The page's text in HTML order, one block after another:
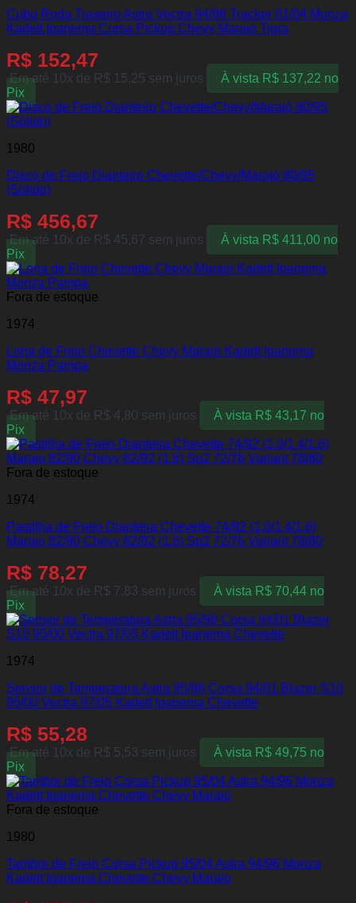
Cubo Roda Traseiro Astra Vectra 94/96 Tracker 01/04 Monza
Kadett Ipanema Corsa Pickup Chevy Marajo Tigra
R$ 152,47
Em até 10x de R$ 15,25 sem juros À vista R$137,22 no
Pix
1980
Disco de Freio Dianteiro Chevette/Chevy/Marajó 80/95
(Sólido)
R$ 456,67
Em até 10x de R$ 45,67 sem juros À vista R$411,00 no
Pix
Fora de estoque
1974
Lona de Freio Chevette Chevy Marajo Kadett Ipanema
Monza Pampa
R$ 47,97
Em até 10x de R$ 4,80 sem juros À vista R$43,17 no
Pix
Fora de estoque
1974
Pastilha de Freio Dianteira Chevette 74/92 (1.0/1.4/1.6)
Marajo 82/90 Chevy 82/92 (1.6) Sp2 72/76 Variant 78/80
R$ 78,27
Em até 10x de R$ 7,83 sem juros À vista R$70,44 no
Pix
1974
Sensor de Temperatura Astra 95/96 Corsa 94/01 Blazer S10
95/00 Vectra 97/05 Kadett Ipanema Chevette
R$ 55,28
Em até 10x de R$ 5,53 sem juros À vista R$49,75 no
Pix
Fora de estoque
1980
Tambor de Freio Corsa Pickup 95/04 Astra 94/96 Monza
Kadett Ipanema Chevette Chevy Marajo